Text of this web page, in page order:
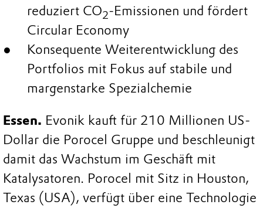
reduziert CO2-Emissionen und fördert
Circular Economy
Konsequente Weiterentwicklung des
Portfolios mit Fokus auf stabile und
margenstarke Spezialchemie
Essen. Evonik kauft für 210 Millionen US-
Dollar die Porocel Gruppe und beschleunigt
damit das Wachstum im Geschäft mit
Katalysatoren. Porocel mit Sitz in Houston,
Texas (USA), verfügt über eine Technologie